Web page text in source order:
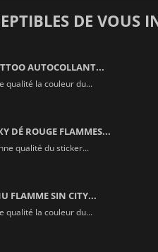
DE VOUS
AUTOCOLLANT...
qualité la couleur du...
DÉ ROUGE FLAMMES...
qualité du sticker...
FLAMME SIN CITY...
qualité la couleur du...